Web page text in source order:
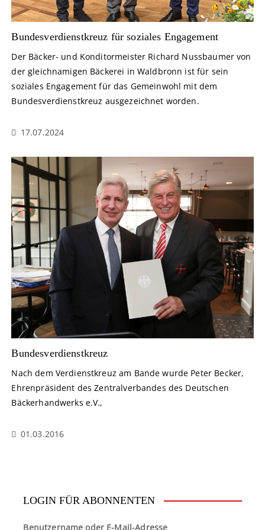
Bundesverdienstkreuz für soziales Engagement
Der Bäcker- und Konditormeister Richard Nussbaumer von
der gleichnamigen Bäckerei in Waldbronn ist für sein
soziales Engagement für das Gemeinwohl mit dem
Bundesverdienstkreuz ausgezeichnet worden.
17.07.2024
Bundesverdienstkreuz
Nach dem Verdienstkreuz am Bande wurde Peter Becker,
Ehrenpräsident des Zentralverbandes des Deutschen
Bäckerhandwerks e.V.,
01.03.2016
LOGIN FÜR ABONNENTEN
Benutzername oder E-Mail-Adresse